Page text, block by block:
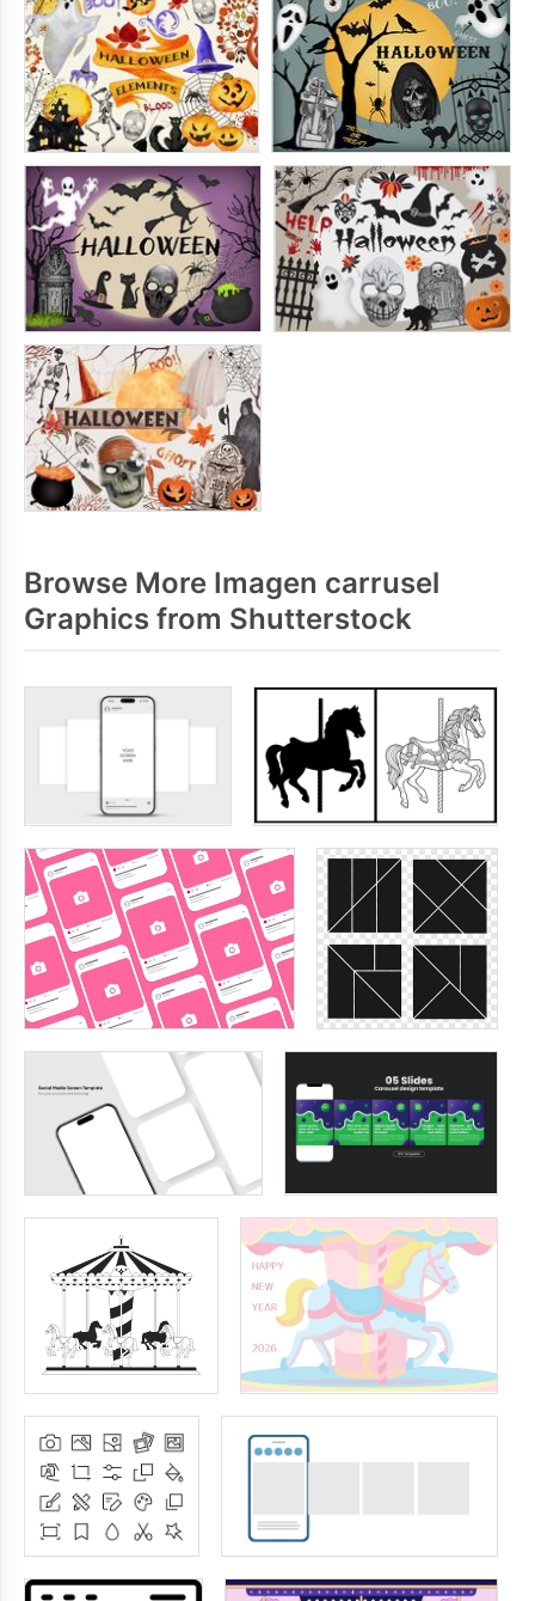
Browse More Imagen carrusel
Graphics from Shutterstock